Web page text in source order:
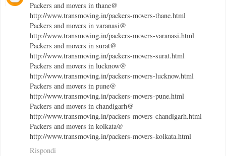
Packers and movers in thane@
http://www.transmoving.in/packers-movers-thane.html
Packers and movers in varanasi@
http://www.transmoving.in/packers-movers-varanasi.html
Packers and movers in surat@
http://www.transmoving.in/packers-movers-surat.html
Packers and movers in lucknow@
http://www.transmoving.in/packers-movers-lucknow.html
Packers and movers in pune@
http://www.transmoving.in/packers-movers-pune.html
Packers and movers in chandigarh@
http://www.transmoving.in/packers-movers-chandigarh.html
Packers and movers in kolkata@
http://www.transmoving.in/packers-movers-kolkata.html
Rispondi